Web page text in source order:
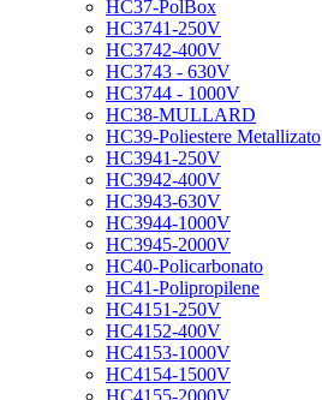
HC37-PolBox
HC3741-250V
HC3742-400V
HC3743 - 630V
HC3744 - 1000V
HC38-MULLARD
HC39-Poliestere Metallizato
HC3941-250V
HC3942-400V
HC3943-630V
HC3944-1000V
HC3945-2000V
HC40-Policarbonato
HC41-Polipropilene
HC4151-250V
HC4152-400V
HC4153-1000V
HC4154-1500V
HC4155-2000V